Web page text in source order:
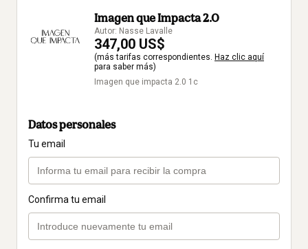
Imagen que Impacta 2.0
Autor: Nasse Lavalle
347,00 US$
(más tarifas correspondientes. Haz clic aquí
para saber más)
Imagen que impacta 2.0 1c
Datos personales
Tu email
Confirma tu email